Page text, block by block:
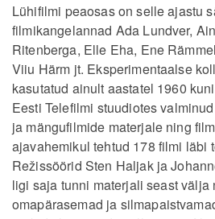
Lühifilmi peaosas on selle ajastu
filmikangelannad Ada Lundver,
Ritenberga, Elle Eha, Ene
Viiu Härm jt. Eksperimentaalse
kasutatud ainult aastatel 1960
Eesti Telefilmi stuudiotes
ja mängufilmide materjale ning
ajavahemikul tehtud 178 filmi läbi
Režissöörid Sten Haljak ja
ligi saja tunni materjali seast
omapärasemad ja